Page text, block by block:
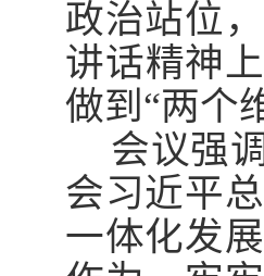
政治站位
讲话精神
做到“两个
会议强
会习近平
一体化发